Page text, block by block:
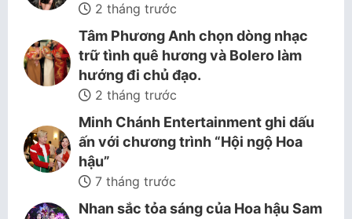
2 tháng trước
Tâm Phương Anh chọn dòng nhạc
trữ tình quê hương và Bolero làm
hướng đi chủ đạo.
2 tháng trước
Minh Chánh Entertainment ghi dấu
ấn với chương trình “Hội ngộ Hoa
hậu”
7 tháng trước
Nhan sắc tỏa sáng của Hoa hậu Sam